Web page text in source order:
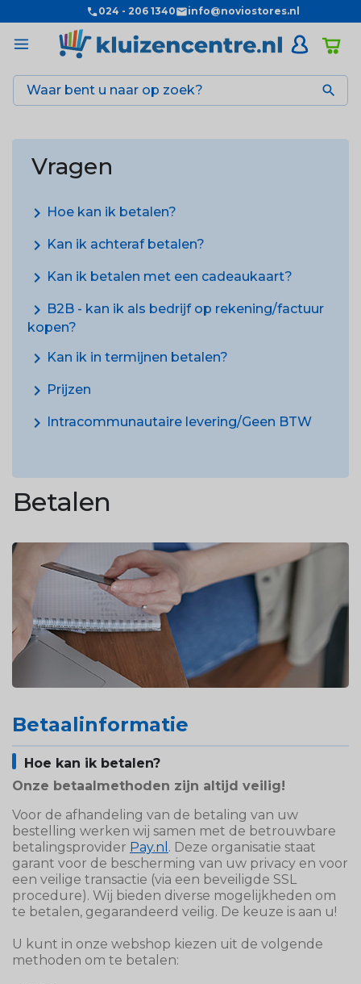
024 - 206 1340 info@noviostores.nl

Betalen
Betaalinformatie
Hoe kan ik betalen?
Onze betaalmethoden zijn altijd veilig!
Voor de afhandeling van de betaling van uw
bestelling werken wij samen met de betrouwbare
betalingsprovider Pay.nl . Deze organisatie staat
garant voor de bescherming van uw privacy en voor
een veilige transactie (via een beveiligde SSL
procedure). Wij bieden diverse mogelijkheden om
te betalen, gegarandeerd veilig. De keuze is aan u!
U kunt in onze webshop kiezen uit de volgende
methoden om te betalen:
Vragen
chevron_right Hoe kan ik betalen?
chevron_right Kan ik achteraf betalen?
chevron_right Kan ik betalen met een cadeaukaart?
chevron_right B2B - kan ik als bedrijf op rekening/factuur
kopen?
chevron_right Kan ik in termijnen betalen?
chevron_right Prijzen
chevron_right Intracommunautaire levering/Geen BTW